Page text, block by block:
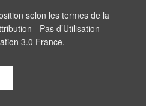
selon les termes de la
- Pas d’Utilisation
3.0 France.